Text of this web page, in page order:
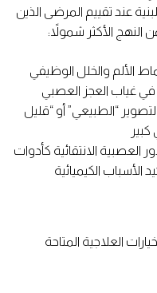
عند تقييم المرضى الذين
الأكثر شمولاً:
الألم والخلل الوظيفي
في غياب العجز العصبي
“الطبيعي” أو “قليل
الانتقائية كأدوات
الأسباب الكيميائية
العلاجية المتاحة